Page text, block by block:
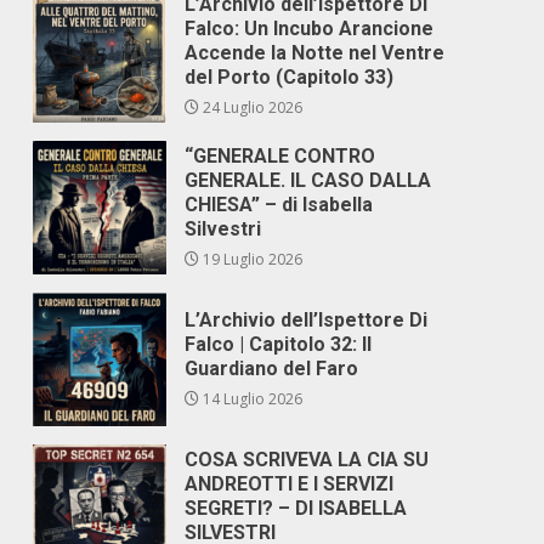
Falco: Un Incubo Arancione
Accende la Notte nel Ventre
del Porto (Capitolo 33)
24 Luglio 2026
“GENERALE CONTRO
GENERALE. IL CASO DALLA
CHIESA” – di Isabella
Silvestri
19 Luglio 2026
L’Archivio dell’Ispettore Di
Falco | Capitolo 32: Il
Guardiano del Faro
14 Luglio 2026
COSA SCRIVEVA LA CIA SU
ANDREOTTI E I SERVIZI
SEGRETI? – DI ISABELLA
SILVESTRI